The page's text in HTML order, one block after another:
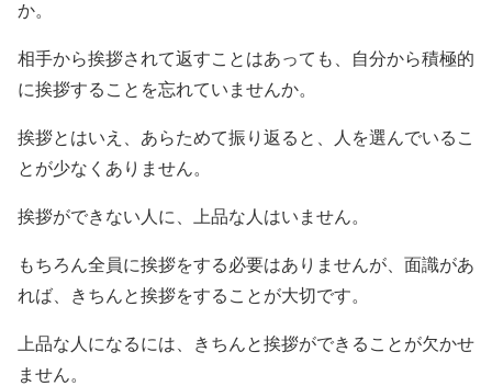
か。
相手から挨拶されて返すことはあっても、自分から積極的
に挨拶することを忘れていませんか。
挨拶とはいえ、あらためて振り返ると、人を選んでいるこ
とが少なくありません。
挨拶ができない人に、上品な人はいません。
もちろん全員に挨拶をする必要はありませんが、面識があ
れば、きちんと挨拶をすることが大切です。
上品な人になるには、きちんと挨拶ができることが欠かせ
ません。